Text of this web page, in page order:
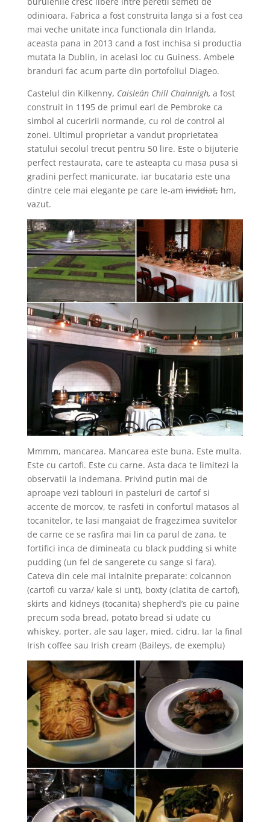
odinioara. Fabrica a fost construita langa si a fost cea
mai veche unitate inca functionala din Irlanda,
aceasta pana in 2013 cand a fost inchisa si productia
mutata la Dublin, in acelasi loc cu Guiness. Ambele
branduri fac acum parte din portofoliul Diageo.
Castelul din Kilkenny, Caisleán Chill Chainnigh, a fost
construit in 1195 de primul earl de Pembroke ca
simbol al cuceririi normande, cu rol de control al
zonei. Ultimul proprietar a vandut proprietatea
statului secolul trecut pentru 50 lire. Este o bijuterie
perfect restaurata, care te asteapta cu masa pusa si
gradini perfect manicurate, iar bucataria este una
dintre cele mai elegante pe care le-aminvidiat,hm,
vazut.
Mmmm, mancarea. Mancarea este buna. Este multa.
Este cu cartofi. Este cu carne. Asta daca te limitezi la
observatii la indemana. Privind putin mai de
aproape vezi tablouri in pasteluri de cartof si
accente de morcov, te rasfeti in confortul matasos al
tocanitelor, te lasi mangaiat de fragezimea suvitelor
de carne ce se rasfira mai lin ca parul de zana, te
fortifici inca de dimineata cu black pudding si white
pudding (un fel de sangerete cu sange si fara).
Cateva din cele mai intalnite preparate: colcannon
(cartofi cu varza/ kale si unt), boxty (clatita de cartof),
skirts and kidneys (tocanita) shepherd’s pie cu paine
precum soda bread, potato bread si udate cu
whiskey, porter, ale sau lager, mied, cidru. Iar la final
Irish coffee sau Irish cream (Baileys, de exemplu)